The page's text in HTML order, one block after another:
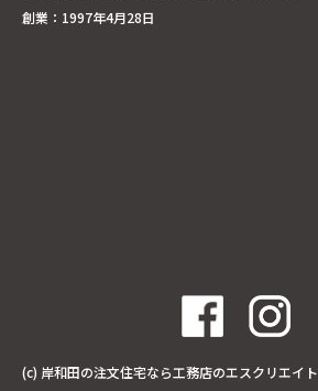
創業：1997年4月28日
(c) 岸和田の注文住宅なら工務店のエスクリエイト